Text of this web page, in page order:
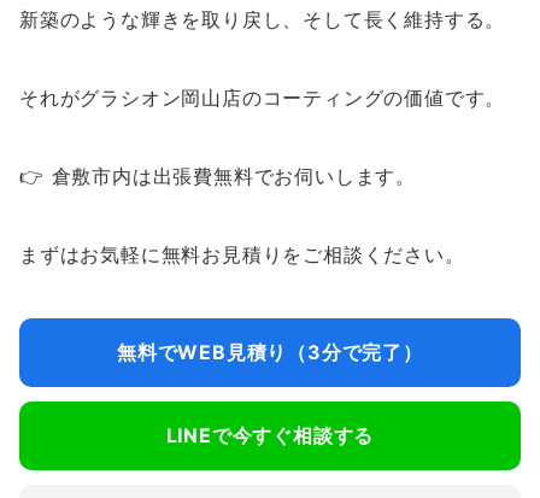
新築のような輝きを取り戻し、そして長く維持する。
それがグラシオン岡山店のコーティングの価値です。
👉 倉敷市内は出張費無料でお伺いします。
まずはお気軽に無料お見積りをご相談ください。
無料でWEB見積り（3分で完了）
LINEで今すぐ相談する